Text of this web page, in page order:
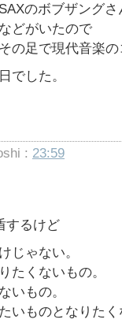
のボブザング
どがいたので
の足で現代音楽
でした。
: 23:59
するけど
じゃない。
たくないもの。
いもの。
いものとなりた